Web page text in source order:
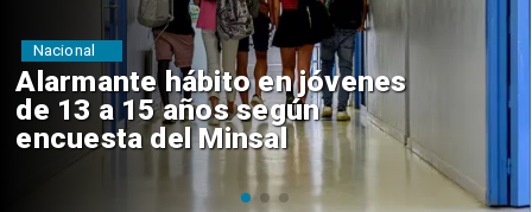
Aprueban creación del Parque
Sebastián Piñera con inversión
de $4 mil millones
Regiones